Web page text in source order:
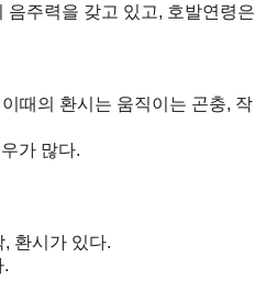
주력을 갖고 있고, 호발연령은
때의 환시는 움직이는 곤충, 작
가 많다.
환시가 있다.